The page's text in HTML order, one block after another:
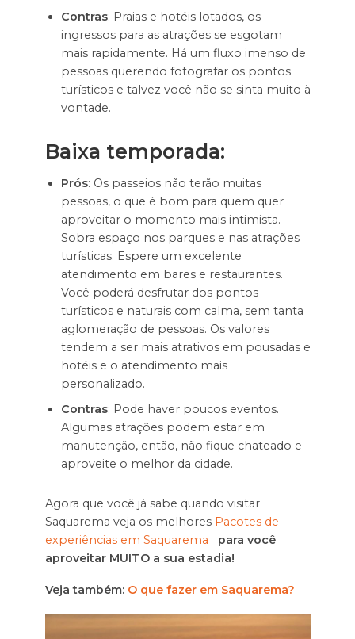
Contras: Praias e hotéis lotados, os
ingressos para as atrações se esgotam
mais rapidamente. Há um fluxo imenso de
pessoas querendo fotografar os pontos
turísticos e talvez você não se sinta muito à
vontade.
Baixa temporada:
Prós: Os passeios não terão muitas
pessoas, o que é bom para quem quer
aproveitar o momento mais intimista.
Sobra espaço nos parques e nas atrações
turísticas. Espere um excelente
atendimento em bares e restaurantes.
Você poderá desfrutar dos pontos
turísticos e naturais com calma, sem tanta
aglomeração de pessoas. Os valores
tendem a ser mais atrativos em pousadas e
hotéis e o atendimento mais
personalizado.
Contras: Pode haver poucos eventos.
Algumas atrações podem estar em
manutenção, então, não fique chateado e
aproveite o melhor da cidade.
Agora que você já sabe quando visitar
Saquarema veja os melhores Pacotes de
experiências em Saquarema
para você
aproveitar MUITO a sua estadia!
Veja também: O que fazer em Saquarema?